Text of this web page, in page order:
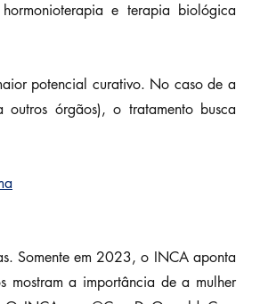
e terapia biológica
potencial curativo. No caso de a
órgãos), o tratamento busca
Somente em 2023, o INCA aponta
mostram a importância de a mulher